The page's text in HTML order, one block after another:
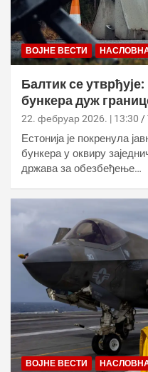
ВОЈНЕ ВЕСТИ
Балтик се
бункера дуж
22. фебруар 2026. | 13:30
Естонија је покренула
бункера у оквиру
држава за обезбеђење…
ВОЈНЕ ВЕСТИ